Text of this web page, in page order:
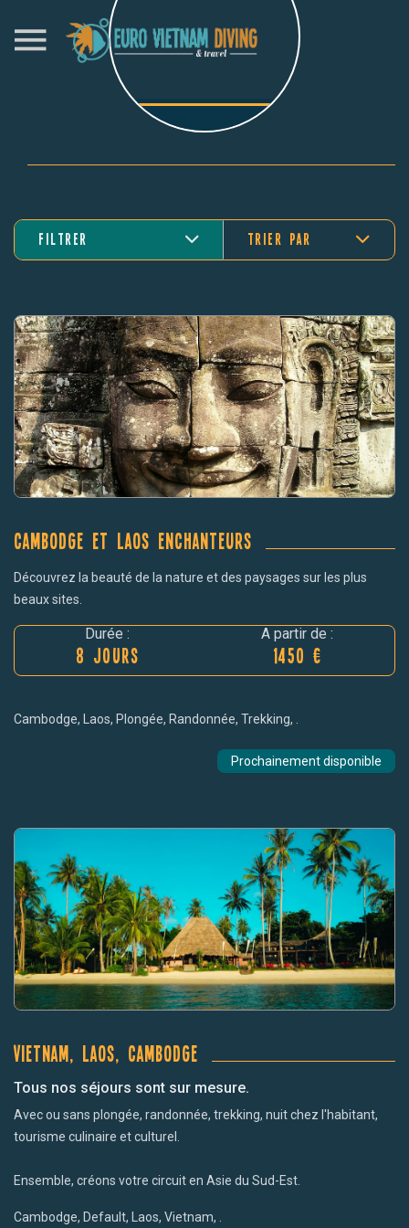
FILTRER TRIER PAR
Cambodge et Laos enchanteurs
Découvrez la beauté de la nature et des paysages sur les plus
beaux sites.
Durée :
8 Jours
A partir de :
1450 €
Cambodge, Laos, Plongée, Randonnée, Trekking, .
Prochainement disponible
Vietnam, Laos, Cambodge
Tous nos séjours sont sur mesure.
Avec ou sans plongée, randonnée, trekking, nuit chez l'habitant,
tourisme culinaire et culturel.
Ensemble, créons votre circuit en Asie du Sud-Est.
Cambodge, Default, Laos, Vietnam, .